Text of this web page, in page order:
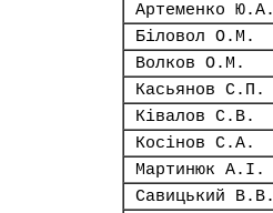
Артеменко Ю.А.
Біловол О.М.
Волков О.М.
Касьянов С.П.
Ківалов С.В.
Косінов С.А.
Мартинюк А.І.
Савицький В.В.